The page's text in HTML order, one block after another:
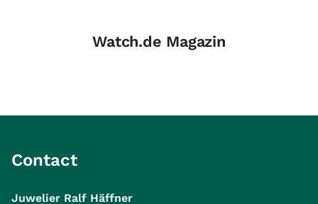
Watch.de Magazin
Contact
Juwelier Ralf Häffner